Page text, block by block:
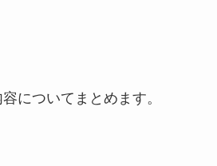
についてまとめます。